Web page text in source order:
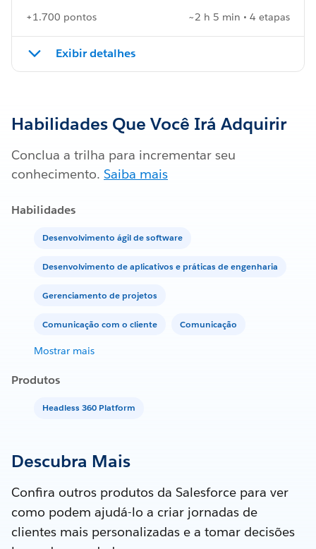
+1.700 pontos ~2 h 5 min • 4 etapas
Exibir detalhes
Habilidades Que Você Irá Adquirir
Conclua a trilha para incrementar seu
conhecimento. Saiba mais
Habilidades
Desenvolvimento ágil de software
Desenvolvimento de aplicativos e práticas de engenharia
Gerenciamento de projetos
Comunicação com o cliente Comunicação
Mostrar mais
Produtos
Headless 360 Platform
Descubra Mais
Confira outros produtos da Salesforce para ver
como podem ajudá-lo a criar jornadas de
clientes mais personalizadas e a tomar decisões